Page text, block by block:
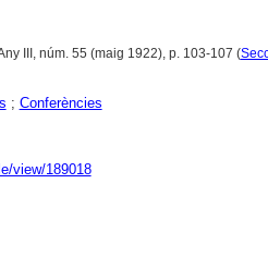
III, núm. 55 (maig 1922), p. 103-107 (
; Conferències
view/189018